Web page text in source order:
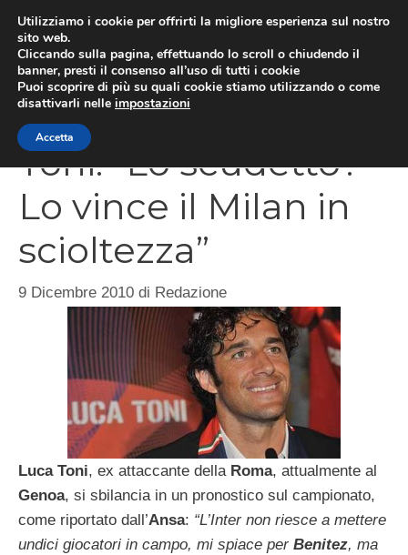
contenuto
Toni: “Lo scudetto?
Lo vince il Milan in
scioltezza”
9 Dicembre 2010 di Redazione
Luca Toni, ex attaccante della Roma, attualmente al
Genoa, si sbilancia in un pronostico sul campionato,
come riportato dall’Ansa: “L’Inter non riesce a mettere
undici giocatori in campo, mi spiace per Benitez, ma
Utilizziamo i cookie per offrirti la migliore esperienza sul nostro
sito web.
Cliccando sulla pagina, effettuando lo scroll o chiudendo il
banner, presti il consenso all’uso di tutti i cookie
Puoi scoprire di più su quali cookie stiamo utilizzando o come
disattivarli nelle impostazioni
Accetta